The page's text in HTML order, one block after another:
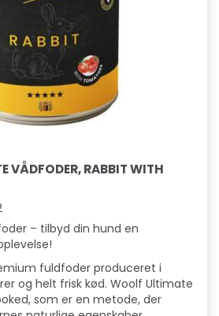
VÅDFODER, RABBIT WITH
– tilbyd din hund en
fuldfoder produceret i
og helt frisk kød. Woolf Ultimate
som er en metode, der